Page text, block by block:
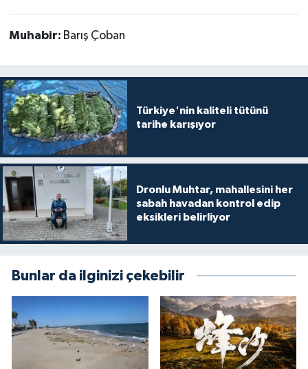
Muhabir: Barış Çoban
Türkiye'nin kaliteli tütünü
tarihe karışıyor
Dronlu Muhtar, mahallesini her
sabah havadan kontrol edip
eksikleri belirliyor
Bunlar da ilginizi çekebilir